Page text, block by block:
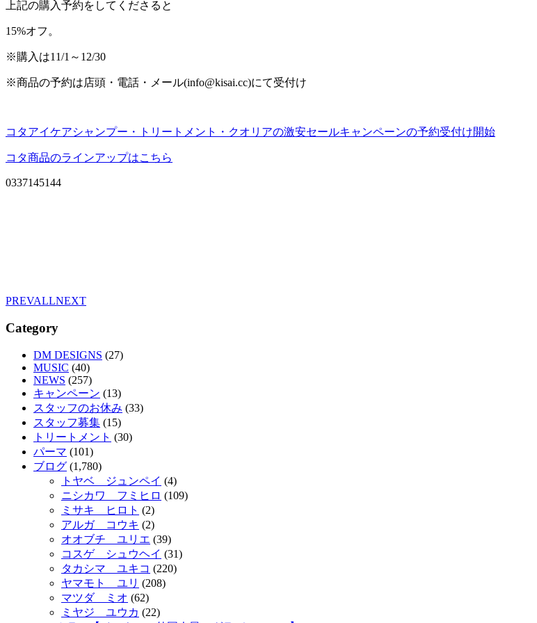
上記の購入予約をしてくださると
15%オフ。
※購入は11/1～12/30
※商品の予約は店頭・電話・メール(info@kisai.cc)にて受付け
コタアイケアシャンプー・トリートメント・クオリアの激安セールキャンペーンの予約受付け開始
コタ商品のラインアップはこちら
0337145144
PREVALLNEXT
Category
DM DESIGNS (27)
MUSIC (40)
NEWS (257)
キャンペーン (13)
スタッフのお休み (33)
スタッフ募集 (15)
トリートメント (30)
パーマ (101)
ブログ (1,780)
トヤベ ジュンペイ (4)
ニシカワ フミヒロ (109)
ミサキ ヒロト (2)
アルガ コウキ (2)
オオブチ ユリエ (39)
コスゲ シュウヘイ (31)
タカシマ ユキコ (220)
ヤマモト ユリ (208)
マツダ ミオ (62)
ミヤジ ユウカ (22)